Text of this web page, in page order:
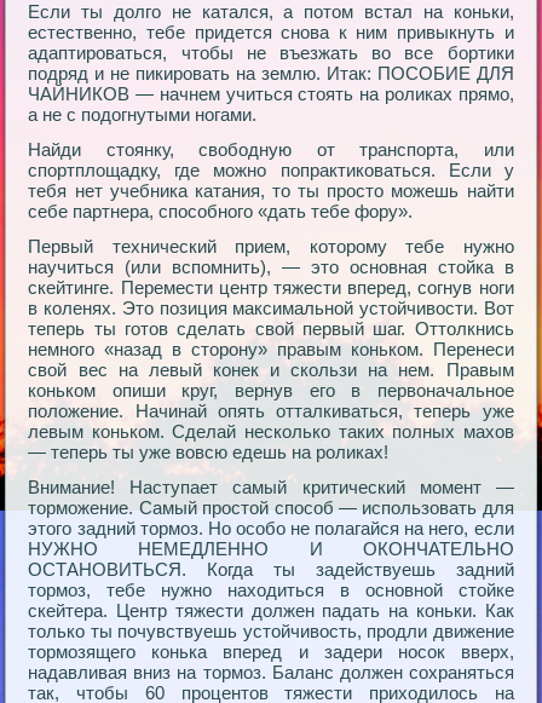
Если ты долго не катался, а потом встал на коньки,
естественно, тебе придется снова к ним привыкнуть и
адаптироваться, чтобы не въезжать во все бортики
подряд и не пикировать на землю. Итак: ПОСОБИЕ ДЛЯ
ЧАЙНИКОВ — начнем учиться стоять на роликах прямо,
а не с подогнутыми ногами.
Найди стоянку, свободную от транспорта, или
спортплощадку, где можно попрактиковаться. Если у
тебя нет учебника катания, то ты просто можешь найти
себе партнера, способного «дать тебе фору».
Первый технический прием, которому тебе нужно
научиться (или вспомнить), — это основная стойка в
скейтинге. Перемести центр тяжести вперед, согнув ноги
в коленях. Это позиция максимальной устойчивости. Вот
теперь ты готов сделать свой первый шаг. Оттолкнись
немного «назад в сторону» правым коньком. Перенеси
свой вес на левый конек и скользи на нем. Правым
коньком опиши круг, вернув его в первоначальное
положение. Начинай опять отталкиваться, теперь уже
левым коньком. Сделай несколько таких полных махов
— теперь ты уже вовсю едешь на роликах!
Внимание! Наступает самый критический момент —
торможение. Самый простой способ — использовать для
этого задний тормоз. Но особо не полагайся на него, если
НУЖНО НЕМЕДЛЕННО И ОКОНЧАТЕЛЬНО
ОСТАНОВИТЬСЯ. Когда ты задействуешь задний
тормоз, тебе нужно находиться в основной стойке
скейтера. Центр тяжести должен падать на коньки. Как
только ты почувствуешь устойчивость, продли движение
тормозящего конька вперед и задери носок вверх,
надавливая вниз на тормоз. Баланс должен сохраняться
так, чтобы 60 процентов тяжести приходилось на